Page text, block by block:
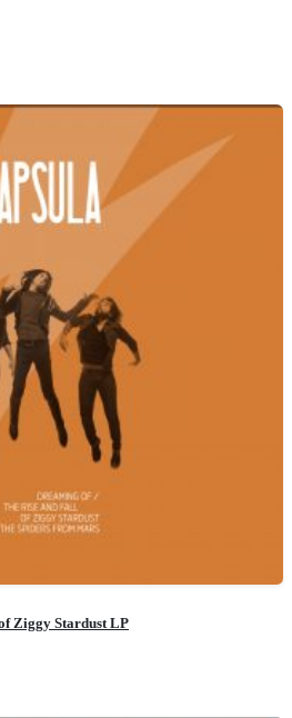
Ziggy Stardust LP